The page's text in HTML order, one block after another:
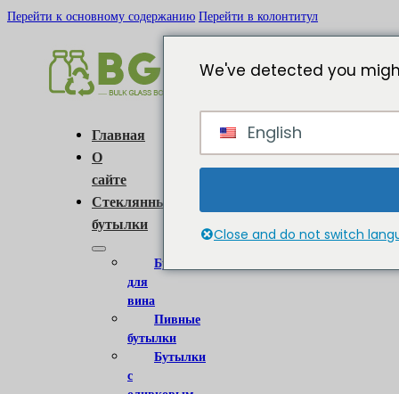
Перейти к основному содержанию Перейти в колонтитул
Главная
О
сайте
Стеклянные
бутылки
Бутылки
для
вина
Пивные
бутылки
Бутылки
с
We've detected you
English
Close and do not switch